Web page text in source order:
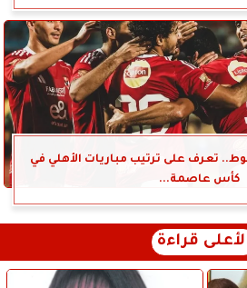
تعرف على ترتيب مباريات الأهلي في
كأس عاصمة...
قراءة